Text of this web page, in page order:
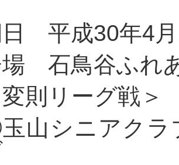
平成30年4月
石鳥谷ふれ
変則リーグ戦＞
山シニアクラ